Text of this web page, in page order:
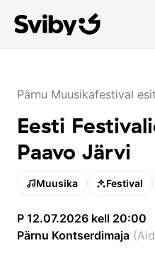
Pärnu Muusikafestival
Eesti
Paavo Järvi
Muusika Festival
P 12.07.2026 kell 20:00
Pärnu Kontserdimaja (